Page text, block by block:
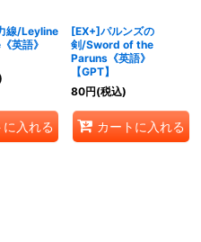
線/Leyline
英語》
に入れる
[EX+]パルンズの
剣/Sword of the
Paruns《英語》
【GPT】
80円(税込)
カートに入れる